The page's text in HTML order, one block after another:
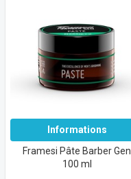
Informations
Framesi Pâte Barber Gen
100 ml